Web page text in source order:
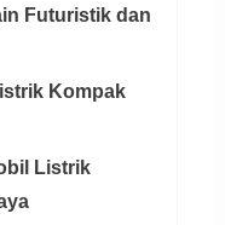
Futuristik dan
Kompak
Listrik